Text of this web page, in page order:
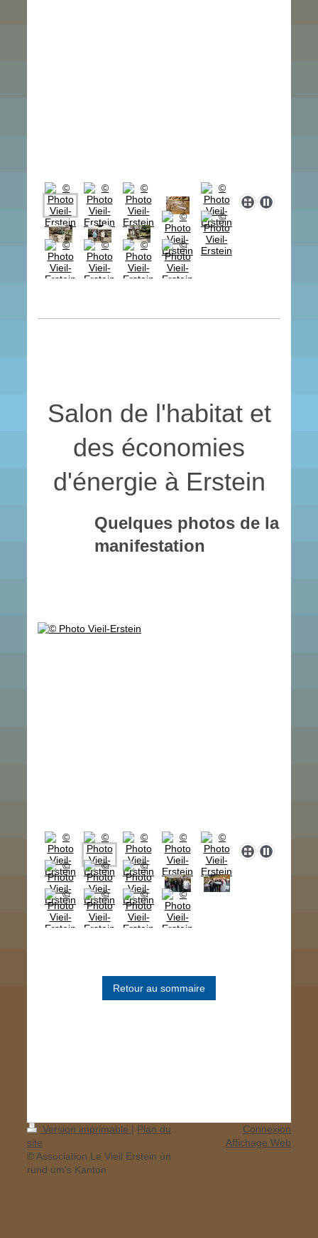
Salon de l'habitat et
des économies
d'énergie à Erstein
Quelques photos de la
manifestation
Retour au sommaire
Version imprimable | Plan du
site
© Association Le Vieil Erstein ùn
rund um's Kanton
Connexion
Affichage Web